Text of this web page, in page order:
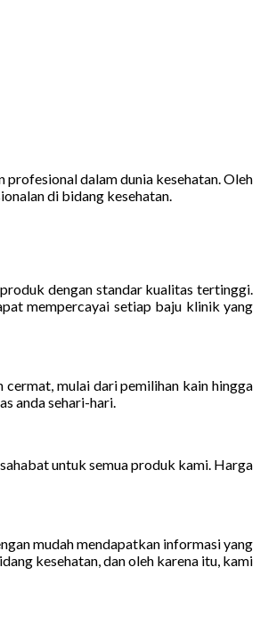
dalam dunia kesehatan. Oleh
di bidang kesehatan.
dengan standar kualitas tertinggi.
mempercayai setiap baju klinik yang
mulai dari pemilihan kain hingga
anda sehari-hari.
untuk semua produk kami. Harga
mudah mendapatkan informasi yang
kesehatan, dan oleh karena itu, kami